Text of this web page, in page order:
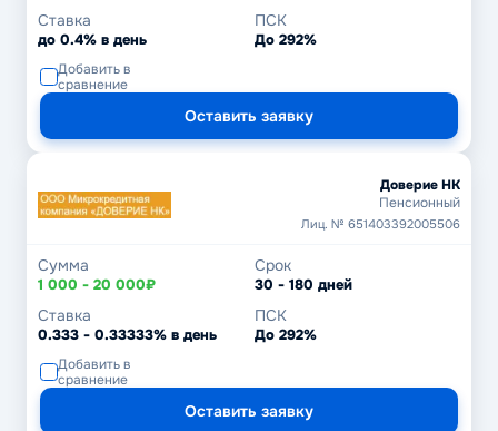
Ставка
до 0.4% в день
ПСК
До 292%
Добавить в
сравнение
Оставить заявку
Доверие НК
Пенсионный
Лиц. № 651403392005506
Сумма
1 000 - 20 000₽
Срок
30 - 180 дней
Ставка
0.333 - 0.33333% в день
ПСК
До 292%
Добавить в
сравнение
Оставить заявку